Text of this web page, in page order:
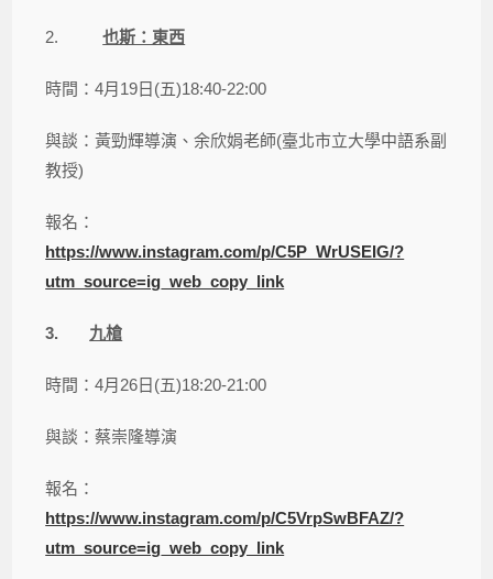
2.也斯：東西
時間：4月19日(五)18:40-22:00
與談：黃勁輝導演、余欣娟老師(臺北市立大學中語系副
教授)
報名：
https://www.instagram.com/p/C5P_WrUSEIG/?
utm_source=ig_web_copy_link
3. 九槍
時間：4月26日(五)18:20-21:00
與談：蔡崇隆導演
報名：
https://www.instagram.com/p/C5VrpSwBFAZ/?
utm_source=ig_web_copy_link